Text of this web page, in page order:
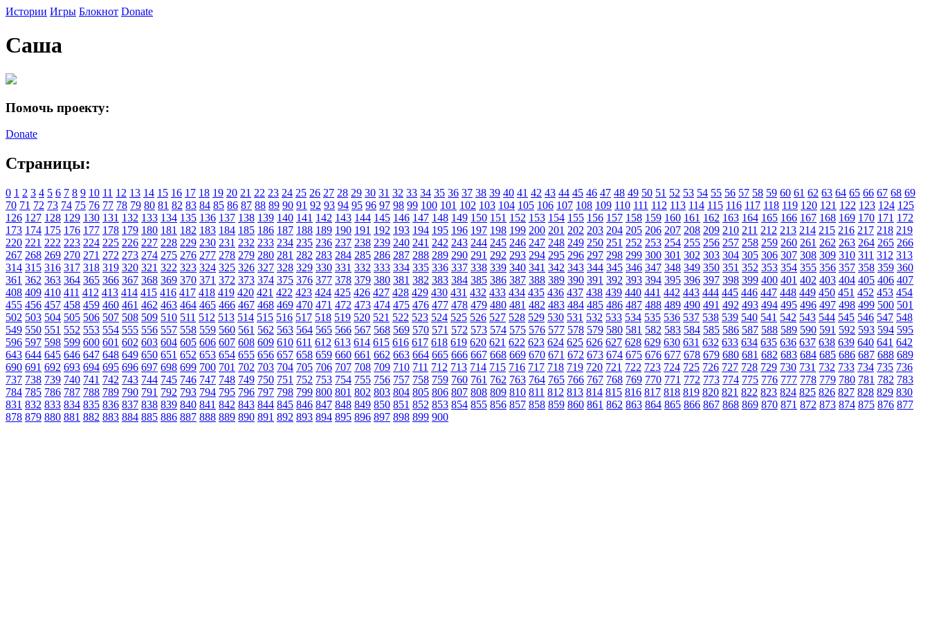
Истории Игры Блокнот Donate
Саша
Помочь проекту:
Donate
Страницы:
0 1 2 3 4 5 6 7 8 9 10 11 12 13 14 15 16 17 18 19 20 21 22 23 24 25 26 27 28 29 30 31 32 33 34 35 36 37 38 39 40 41 42 43 44 45 46 47 48 49 50 51 52 53 54 55 56 57 58 59 60 61 62 63 64 65 66 67 68 69
70 71 72 73 74 75 76 77 78 79 80 81 82 83 84 85 86 87 88 89 90 91 92 93 94 95 96 97 98 99 100 101 102 103 104 105 106 107 108 109 110 111 112 113 114 115 116 117 118 119 120 121 122 123 124 125
126 127 128 129 130 131 132 133 134 135 136 137 138 139 140 141 142 143 144 145 146 147 148 149 150 151 152 153 154 155 156 157 158 159 160 161 162 163 164 165 166 167 168 169 170 171 172
173 174 175 176 177 178 179 180 181 182 183 184 185 186 187 188 189 190 191 192 193 194 195 196 197 198 199 200 201 202 203 204 205 206 207 208 209 210 211 212 213 214 215 216 217 218 219
220 221 222 223 224 225 226 227 228 229 230 231 232 233 234 235 236 237 238 239 240 241 242 243 244 245 246 247 248 249 250 251 252 253 254 255 256 257 258 259 260 261 262 263 264 265 266
267 268 269 270 271 272 273 274 275 276 277 278 279 280 281 282 283 284 285 286 287 288 289 290 291 292 293 294 295 296 297 298 299 300 301 302 303 304 305 306 307 308 309 310 311 312 313
314 315 316 317 318 319 320 321 322 323 324 325 326 327 328 329 330 331 332 333 334 335 336 337 338 339 340 341 342 343 344 345 346 347 348 349 350 351 352 353 354 355 356 357 358 359 360
361 362 363 364 365 366 367 368 369 370 371 372 373 374 375 376 377 378 379 380 381 382 383 384 385 386 387 388 389 390 391 392 393 394 395 396 397 398 399 400 401 402 403 404 405 406 407
408 409 410 411 412 413 414 415 416 417 418 419 420 421 422 423 424 425 426 427 428 429 430 431 432 433 434 435 436 437 438 439 440 441 442 443 444 445 446 447 448 449 450 451 452 453 454
455 456 457 458 459 460 461 462 463 464 465 466 467 468 469 470 471 472 473 474 475 476 477 478 479 480 481 482 483 484 485 486 487 488 489 490 491 492 493 494 495 496 497 498 499 500 501
502 503 504 505 506 507 508 509 510 511 512 513 514 515 516 517 518 519 520 521 522 523 524 525 526 527 528 529 530 531 532 533 534 535 536 537 538 539 540 541 542 543 544 545 546 547 548
549 550 551 552 553 554 555 556 557 558 559 560 561 562 563 564 565 566 567 568 569 570 571 572 573 574 575 576 577 578 579 580 581 582 583 584 585 586 587 588 589 590 591 592 593 594 595
596 597 598 599 600 601 602 603 604 605 606 607 608 609 610 611 612 613 614 615 616 617 618 619 620 621 622 623 624 625 626 627 628 629 630 631 632 633 634 635 636 637 638 639 640 641 642
643 644 645 646 647 648 649 650 651 652 653 654 655 656 657 658 659 660 661 662 663 664 665 666 667 668 669 670 671 672 673 674 675 676 677 678 679 680 681 682 683 684 685 686 687 688 689
690 691 692 693 694 695 696 697 698 699 700 701 702 703 704 705 706 707 708 709 710 711 712 713 714 715 716 717 718 719 720 721 722 723 724 725 726 727 728 729 730 731 732 733 734 735 736
737 738 739 740 741 742 743 744 745 746 747 748 749 750 751 752 753 754 755 756 757 758 759 760 761 762 763 764 765 766 767 768 769 770 771 772 773 774 775 776 777 778 779 780 781 782 783
784 785 786 787 788 789 790 791 792 793 794 795 796 797 798 799 800 801 802 803 804 805 806 807 808 809 810 811 812 813 814 815 816 817 818 819 820 821 822 823 824 825 826 827 828 829 830
831 832 833 834 835 836 837 838 839 840 841 842 843 844 845 846 847 848 849 850 851 852 853 854 855 856 857 858 859 860 861 862 863 864 865 866 867 868 869 870 871 872 873 874 875 876 877
878 879 880 881 882 883 884 885 886 887 888 889 890 891 892 893 894 895 896 897 898 899 900